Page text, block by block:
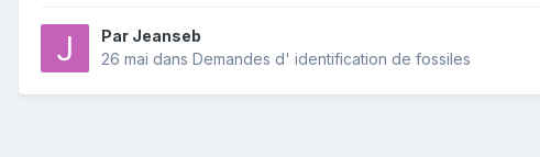
Par Jeanseb
26 mai dans Demandes d' identification de fossiles